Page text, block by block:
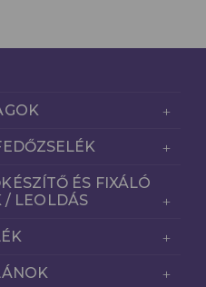
ÉS FIXÁLÓ
/ LEOLDÁS